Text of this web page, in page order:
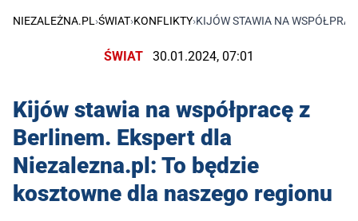
NIEZALEŻNA.PL ›ŚWIAT›KONFLIKTY›KIJÓW STAWIA NA
ŚWIAT 30.01.2024, 07:01
Kijów stawia na współpracę z
Berlinem. Ekspert dla
Niezalezna.pl: To będzie
kosztowne dla naszego regionu